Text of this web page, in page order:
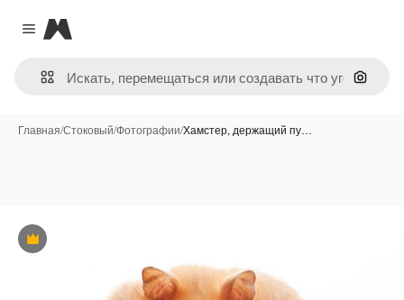
Close menu
Magnific
Поиск
Главная/Стоковый/Фотографии/Хамстер, держащий пу…
Премиум